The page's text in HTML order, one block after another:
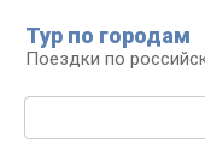
контенту
Тур по городам
Поездки по